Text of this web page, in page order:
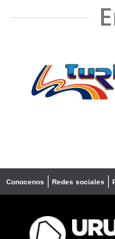
❮
Conocenos Redes sociales